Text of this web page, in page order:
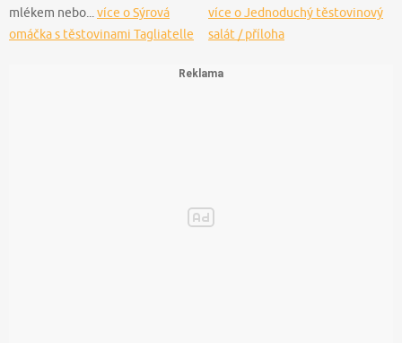
mlékem nebo...více o Sýrová
omáčka s těstovinami Tagliatelle
více o Jednoduchý těstovinový
salát / příloha